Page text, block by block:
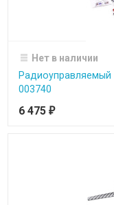
Нет в наличии
Радиоуправляемый
003740
6 475 ₽